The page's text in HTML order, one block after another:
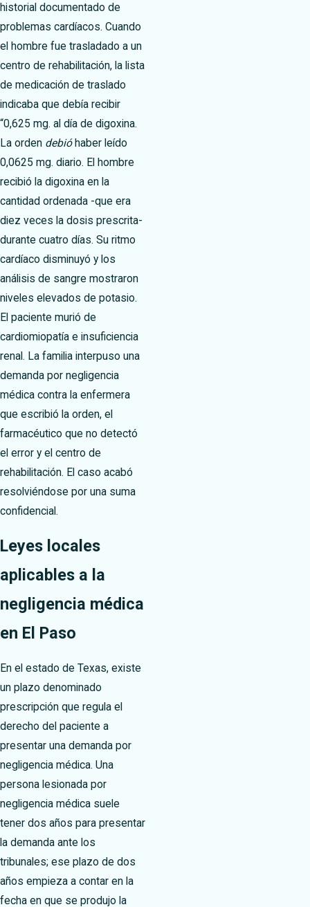
historial documentado de
problemas cardíacos. Cuando
el hombre fue trasladado a un
centro de rehabilitación, la lista
de medicación de traslado
indicaba que debía recibir
“0,625 mg. al día de digoxina.
La orden debióhaber leído
0,0625 mg. diario. El hombre
recibió la digoxina en la
cantidad ordenada -que era
diez veces la dosis prescrita-
durante cuatro días. Su ritmo
cardíaco disminuyó y los
análisis de sangre mostraron
niveles elevados de potasio.
El paciente murió de
cardiomiopatía e insuficiencia
renal. La familia interpuso una
demanda por negligencia
médica contra la enfermera
que escribió la orden, el
farmacéutico que no detectó
el error y el centro de
rehabilitación. El caso acabó
resolviéndose por una suma
confidencial.
Leyes locales
aplicables a la
negligencia médica
en El Paso
En el estado de Texas, existe
un plazo denominado
prescripción que regula el
derecho del paciente a
presentar una demanda por
negligencia médica. Una
persona lesionada por
negligencia médica suele
tener dos años para presentar
la demanda ante los
tribunales; ese plazo de dos
años empieza a contar en la
fecha en que se produjo la